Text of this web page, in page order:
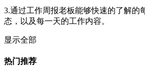
3.通过工作周报老板能够快速的了解的
态，以及每一天的工作内容。
显示全部
热门推荐